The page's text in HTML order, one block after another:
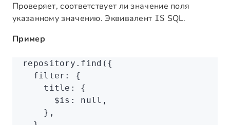
Проверяет, соответствует ли значение поля
указанному значению. Эквивалент IS SQL.
Пример
repository .find ({
  filter
:
{
    title
:
{
      $is
: null ,
    }
,